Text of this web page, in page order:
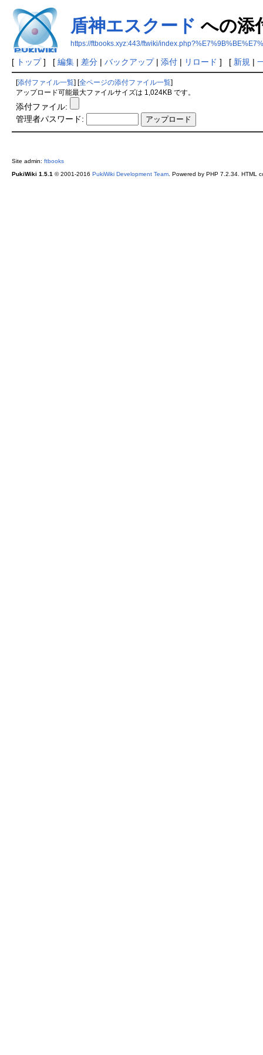
盾神エスクード への添
https://ftbooks.xyz:443/ftwiki/
[ トップ] [ 編集| 差分| バックアップ| 添付| リロード ] [ 新規 |
添付ファイル一覧 全ページの添付ファイル一覧
アップロード可能最大ファイルサイズは 1,024KB です。
添付ファイル:
管理者パスワード:
Site admin: ftbooks
PukiWiki 1.5.1 © 2001-2016 PukiWiki Development Team. Powered by PHP 7.2.34. HTML